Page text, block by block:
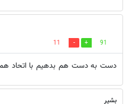
91
11
دست به دست هم بدهیم با اتحاد
بشیر